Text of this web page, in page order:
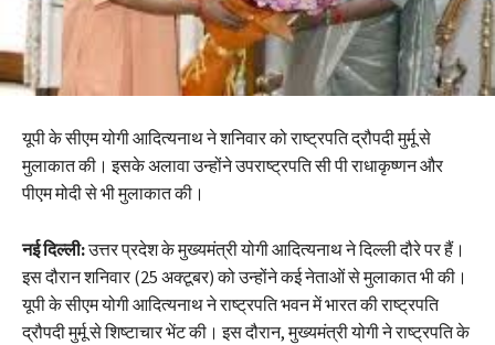
यूपी के सीएम योगी आदित्यनाथ ने शनिवार को राष्ट्रपति द्रौपदी मुर्मू से
मुलाकात की। इसके अलावा उन्होंने उपराष्ट्रपति सी पी राधाकृष्णन और
पीएम मोदी से भी मुलाकात की।
नई दिल्ली:उत्तर प्रदेश के मुख्यमंत्री योगी आदित्यनाथ ने दिल्ली दौरे पर हैं।
इस दौरान शनिवार (25 अक्टूबर) को उन्होंने कई नेताओं से मुलाकात भी की।
यूपी के सीएम योगी आदित्यनाथ ने राष्ट्रपति भवन में भारत की राष्ट्रपति
द्रौपदी मुर्मू से शिष्टाचार भेंट की। इस दौरान, मुख्यमंत्री योगी ने राष्ट्रपति के